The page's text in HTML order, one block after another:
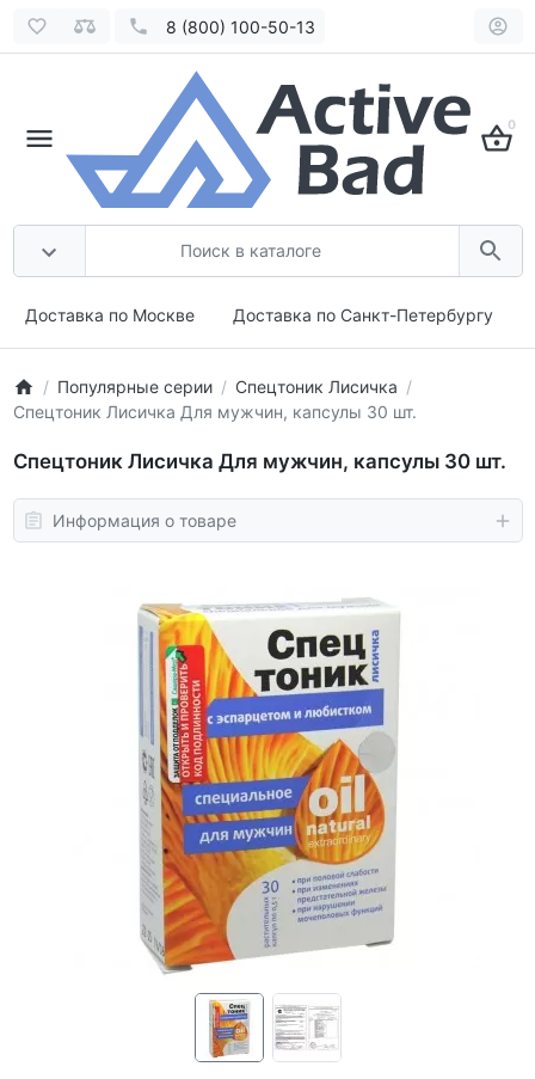
8 (800) 100-50-13
0
Доставка по Москве Доставка по Санкт-Петербургу
Популярные серии
Спецтоник Лисичка
Спецтоник Лисичка Для мужчин, капсулы 30 шт.
Спецтоник Лисичка Для мужчин, капсулы 30 шт.
Информация о товаре